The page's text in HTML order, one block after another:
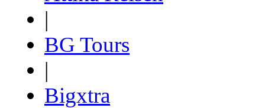
|
BG Tours
|
Bigxtra